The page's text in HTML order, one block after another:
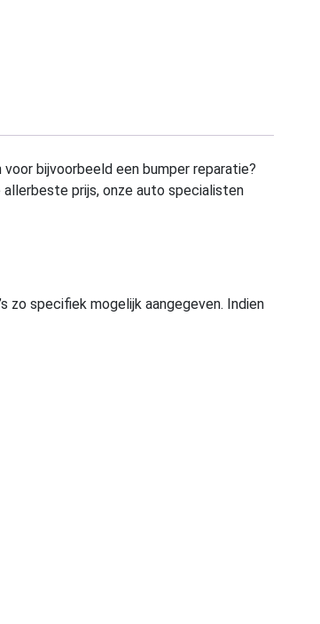
bijvoorbeeld een bumper reparatie?
prijs, onze auto specialisten
specifiek mogelijk aangegeven. Indien